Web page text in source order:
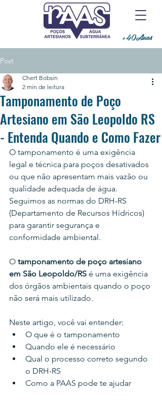
+40Anos
Post
Tamponamento de Poço
Artesiano em São Leopoldo RS
- Entenda Quando e Como Fazer
Chert Bobsin
2 min de leitura
O tamponamento é uma exigência
legal e técnica para poços desativados
ou que não apresentam mais vazão ou
qualidade adequada de água.
Seguimos as normas do DRH-RS
(Departamento de Recursos Hídricos)
para garantir segurança e
conformidade ambiental.
O tamponamento de poço artesiano
em São Leopoldo/RS é uma exigência
dos órgãos ambientais quando o poço
não será mais utilizado.
Neste artigo, você vai entender:
O que é o tamponamento
Quando ele é necessário
Qual o processo correto segundo
o DRH-RS
Como a PAAS pode te ajudar